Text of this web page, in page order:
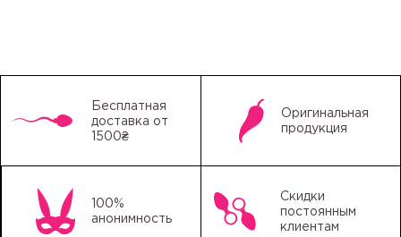
Бесплатная
доставка от
1500₴
Оригинальная
продукция
100%
анонимность
Скидки
постоянным
клиентам